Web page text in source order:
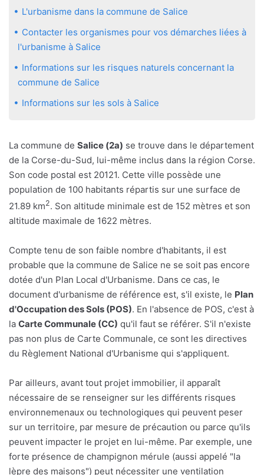
L'urbanisme dans la commune de Salice
Contacter les organismes pour vos démarches liées à
l'urbanisme à Salice
Informations sur les risques naturels concernant la
commune de Salice
Informations sur les sols à Salice
La commune de Salice (2a) se trouve dans le département
de la Corse-du-Sud, lui-même inclus dans la région Corse.
Son code postal est 20121. Cette ville possède une
population de 100 habitants répartis sur une surface de
21.89 km2. Son altitude minimale est de 152 mètres et son
altitude maximale de 1622 mètres.
Compte tenu de son faible nombre d'habitants, il est
probable que la commune de Salice ne se soit pas encore
dotée d'un Plan Local d'Urbanisme. Dans ce cas, le
document d'urbanisme de référence est, s'il existe, le Plan
d'Occupation des Sols (POS). En l'absence de POS, c'est à
la Carte Communale (CC) qu'il faut se référer. S'il n'existe
pas non plus de Carte Communale, ce sont les directives
du Règlement National d'Urbanisme qui s'appliquent.
Par ailleurs, avant tout projet immobilier, il apparaît
nécessaire de se renseigner sur les différents risques
environnemenaux ou technologiques qui peuvent peser
sur un territoire, par mesure de précaution ou parce qu'ils
peuvent impacter le projet en lui-même. Par exemple, une
forte présence de champignon mérule (aussi appelé "la
lèpre des maisons") peut nécessiter une ventilation